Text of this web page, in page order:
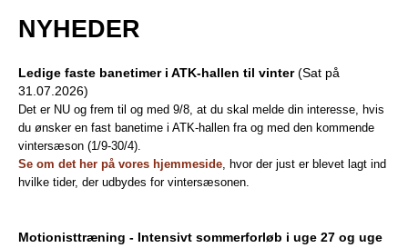
e
s
T
e
n
PADEL I ATK
NYHEDER
Ledige faste banetimer i ATK-hallen til vinter(Sat på
31.07.2026)
Det er NU og frem til og med 9/8, at du skal melde din interesse, hvis
du ønsker en fast banetime i ATK-hallen fra og med den kommende
vintersæson (1/9-30/4).
Se om det her på vores hjemmeside, hvor der just er blevet lagt ind
hvilke tider, der udbydes for vintersæsonen.
Motionisttræning - Intensivt sommerforløb i uge 27 og uge